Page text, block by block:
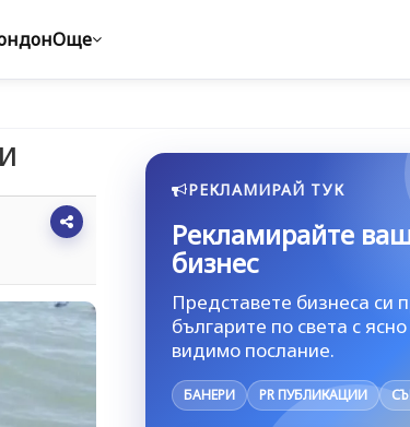
Още
РЕКЛАМИРАЙ ТУК
Рекламирайте
бизнес
Представете бизнеса си
българите по света с
видимо послание.
БАНЕРИ PR ПУБЛИКАЦИИ